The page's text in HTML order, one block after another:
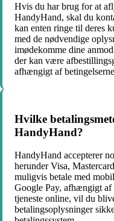
Hvis du har brug for at
HandyHand, skal du
kan enten ringe til deres
med de nødvendige
imødekomme dine
der kan være
afhængigt af
Hvilke
HandyHand?
HandyHand accepterer
herunder Visa,
muligvis betale med
Google Pay, afhængigt
tjeneste online, vil du
betalingsoplysninger